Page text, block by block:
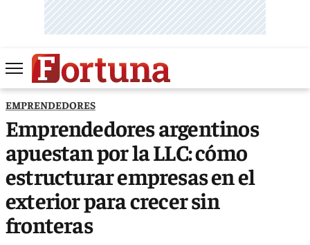
EMPRENDEDORES
Emprendedores argentinos
apuestan por la LLC: cómo
estructurar empresas en el
exterior para crecer sin
fronteras